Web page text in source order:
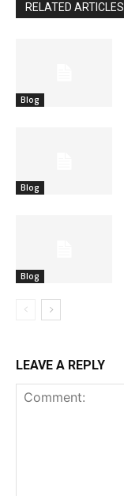
RELATED ARTICLES
Blog
Blog
Blog
LEAVE A REPLY